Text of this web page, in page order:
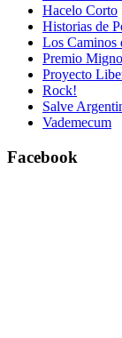
Hacelo Corto
Historias de
Los Caminos
Premio Migno
Proyecto
Rock!
Salve
Vademecum
Facebook